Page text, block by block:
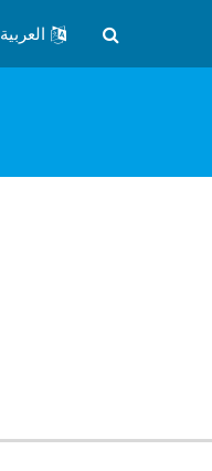
تبديل إدخال البحث
العربية ‎(ar)‎